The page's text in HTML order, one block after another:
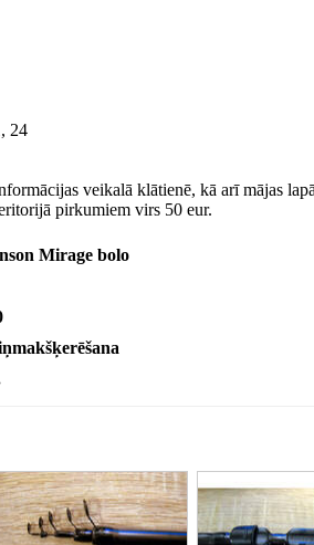
24
veikalā klātienē, kā arī mājas
pirkumiem virs 50 eur.
Mirage bolo